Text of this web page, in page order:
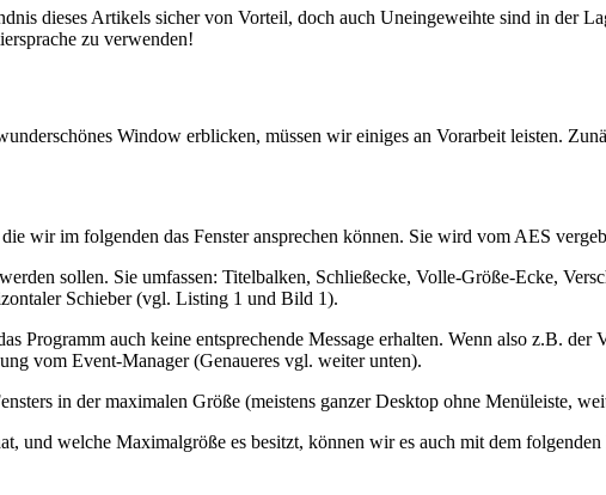
dieses Artikels sicher von Vorteil, doch auch Uneingeweihte sind in der
zu verwenden!
Window erblicken, müssen wir einiges an Vorarbeit leisten.
wir im folgenden das Fenster ansprechen können. Sie wird vom AES
sollen. Sie umfassen: Titelbalken, Schließecke, Volle-Größe-Ecke,
Schieber (vgl. Listing 1 und Bild 1).
Programm auch keine entsprechende Message erhalten. Wenn also z.B.
vom Event-Manager (Genaueres vgl. weiter unten).
in der maximalen Größe (meistens ganzer Desktop ohne Menüleiste,
und welche Maximalgröße es besitzt, können wir es auch mit dem